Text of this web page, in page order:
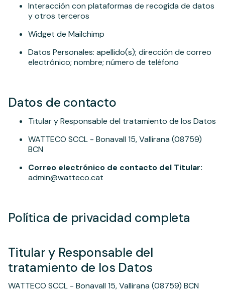
Interacción con plataformas de recogida de datos
y otros terceros
Widget de Mailchimp
Datos Personales: apellido(s); dirección de correo
electrónico; nombre; número de teléfono
Datos de contacto
Titular y Responsable del tratamiento de los Datos
WATTECO SCCL - Bonavall 15, Vallirana (08759)
BCN
Correo electrónico de contacto del Titular:
admin@watteco.cat
Política de privacidad completa
Titular y Responsable del
tratamiento de los Datos
WATTECO SCCL - Bonavall 15, Vallirana (08759) BCN